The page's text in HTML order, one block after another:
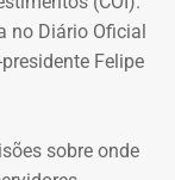
no Diário Oficial
Felipe
sobre onde